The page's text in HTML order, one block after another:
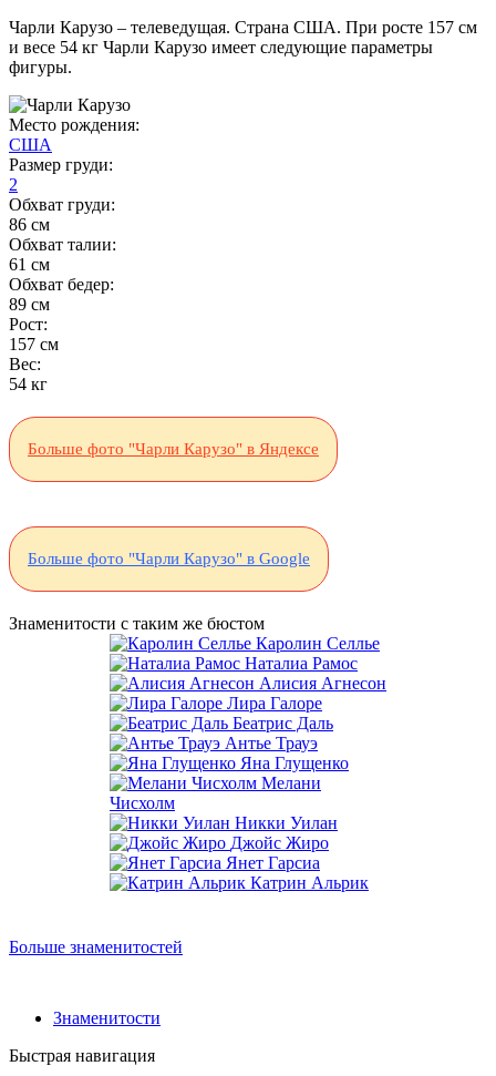
Чарли Карузо – телеведущая. Страна США. При росте 157 см
и весе 54 кг Чарли Карузо имеет следующие параметры
фигуры.
Место рождения:
США
Размер груди:
2
Обхват груди:
86 см
Обхват талии:
61 см
Обхват бедер:
89 см
Рост:
157 см
Вес:
54 кг
Больше фото "Чарли Карузо" в Яндексе
Больше фото "Чарли Карузо" в Google
Знаменитости с таким же бюстом
Каролин Селлье
Наталиа Рамос
Алисия Агнесон
Лира Галоре
Беатрис Даль
Антье Трауэ
Яна Глущенко
Мелани
Чисхолм
Никки Уилан
Джойс Жиро
Янет Гарсиа
Катрин Альрик
Больше знаменитостей
Знаменитости
Быстрая навигация